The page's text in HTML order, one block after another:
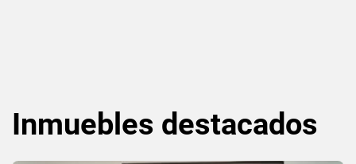
Inmuebles destacados